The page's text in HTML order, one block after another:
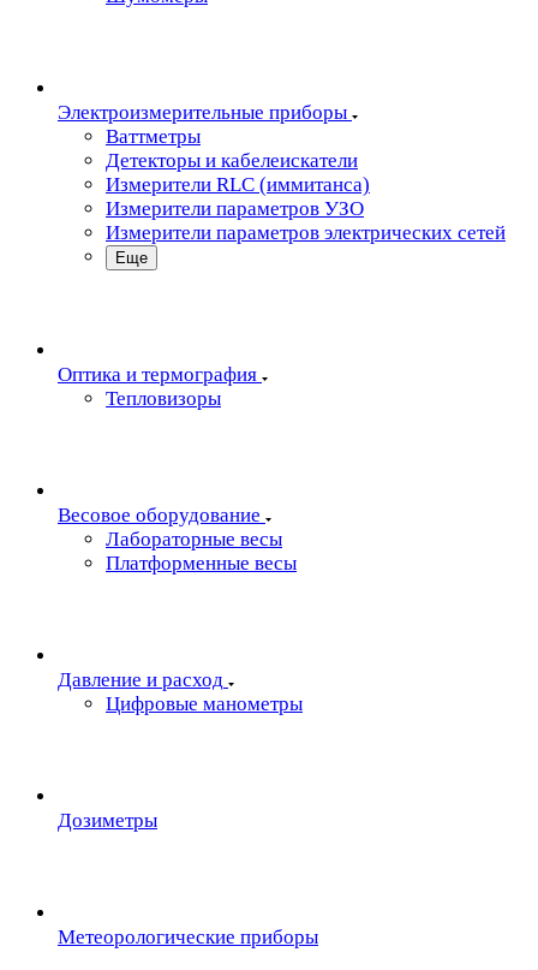
Электроизмерительные приборы
Ваттметры
Детекторы и кабелеискатели
Измерители RLC (иммитанса)
Измерители параметров УЗО
Измерители параметров электрических сетей
Еще
Oптика и термография
Тепловизоры
Весовое оборудование
Лабораторные весы
Платформенные весы
Давление и расход
Цифровые манометры
Дозиметры
Метеорологические приборы